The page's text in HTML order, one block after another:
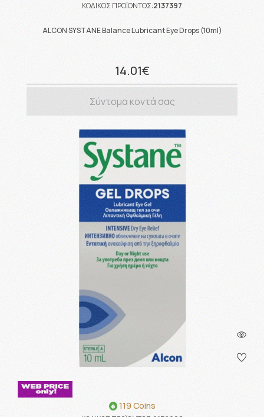
ΚΩΔΙΚΟΣ ΠΡΟΪΟΝΤΟΣ:2137397
ALCON SYSTANE Balance Lubricant Eye Drops (10ml)
14.01€
Σύντομα κοντά σας
119 Coins